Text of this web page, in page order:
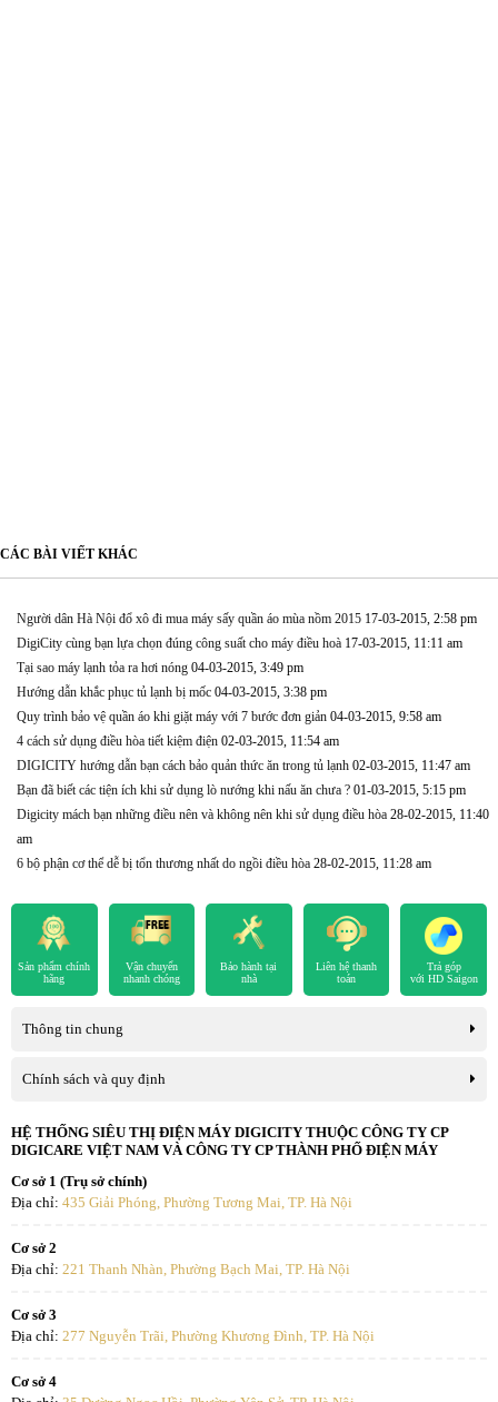
CÁC BÀI VIẾT KHÁC
Người dân Hà Nội đổ xô đi mua máy sấy quần áo mùa nồm 2015 17-03-2015, 2:58 pm
DigiCity cùng bạn lựa chọn đúng công suất cho máy điều hoà 17-03-2015, 11:11 am
Tại sao máy lạnh tỏa ra hơi nóng 04-03-2015, 3:49 pm
Hướng dẫn khắc phục tủ lạnh bị mốc 04-03-2015, 3:38 pm
Quy trình bảo vệ quần áo khi giặt máy với 7 bước đơn giản 04-03-2015, 9:58 am
4 cách sử dụng điều hòa tiết kiệm điện 02-03-2015, 11:54 am
DIGICITY hướng dẫn bạn cách bảo quản thức ăn trong tủ lạnh 02-03-2015, 11:47 am
Bạn đã biết các tiện ích khi sử dụng lò nướng khi nấu ăn chưa ? 01-03-2015, 5:15 pm
Digicity mách bạn những điều nên và không nên khi sử dụng điều hòa 28-02-2015, 11:40
am
6 bộ phận cơ thể dễ bị tổn thương nhất do ngồi điều hòa 28-02-2015, 11:28 am
Sản phẩm chính
hãng
Vận chuyển
nhanh chóng
Bảo hành tại
nhà
Liên hệ thanh
toán
Trả góp
với HD Saigon
Thông tin chung
Chính sách và quy định
HỆ THỐNG SIÊU THỊ ĐIỆN MÁY DIGICITY THUỘC CÔNG TY CP
DIGICARE VIỆT NAM VÀ CÔNG TY CP THÀNH PHỐ ĐIỆN MÁY
Cơ sở 1 (Trụ sở chính)
Địa chỉ: 435 Giải Phóng, Phường Tương Mai, TP. Hà Nội
Cơ sở 2
Địa chỉ: 221 Thanh Nhàn, Phường Bạch Mai, TP. Hà Nội
Cơ sở 3
Địa chỉ: 277 Nguyễn Trãi, Phường Khương Đình, TP. Hà Nội
Cơ sở 4